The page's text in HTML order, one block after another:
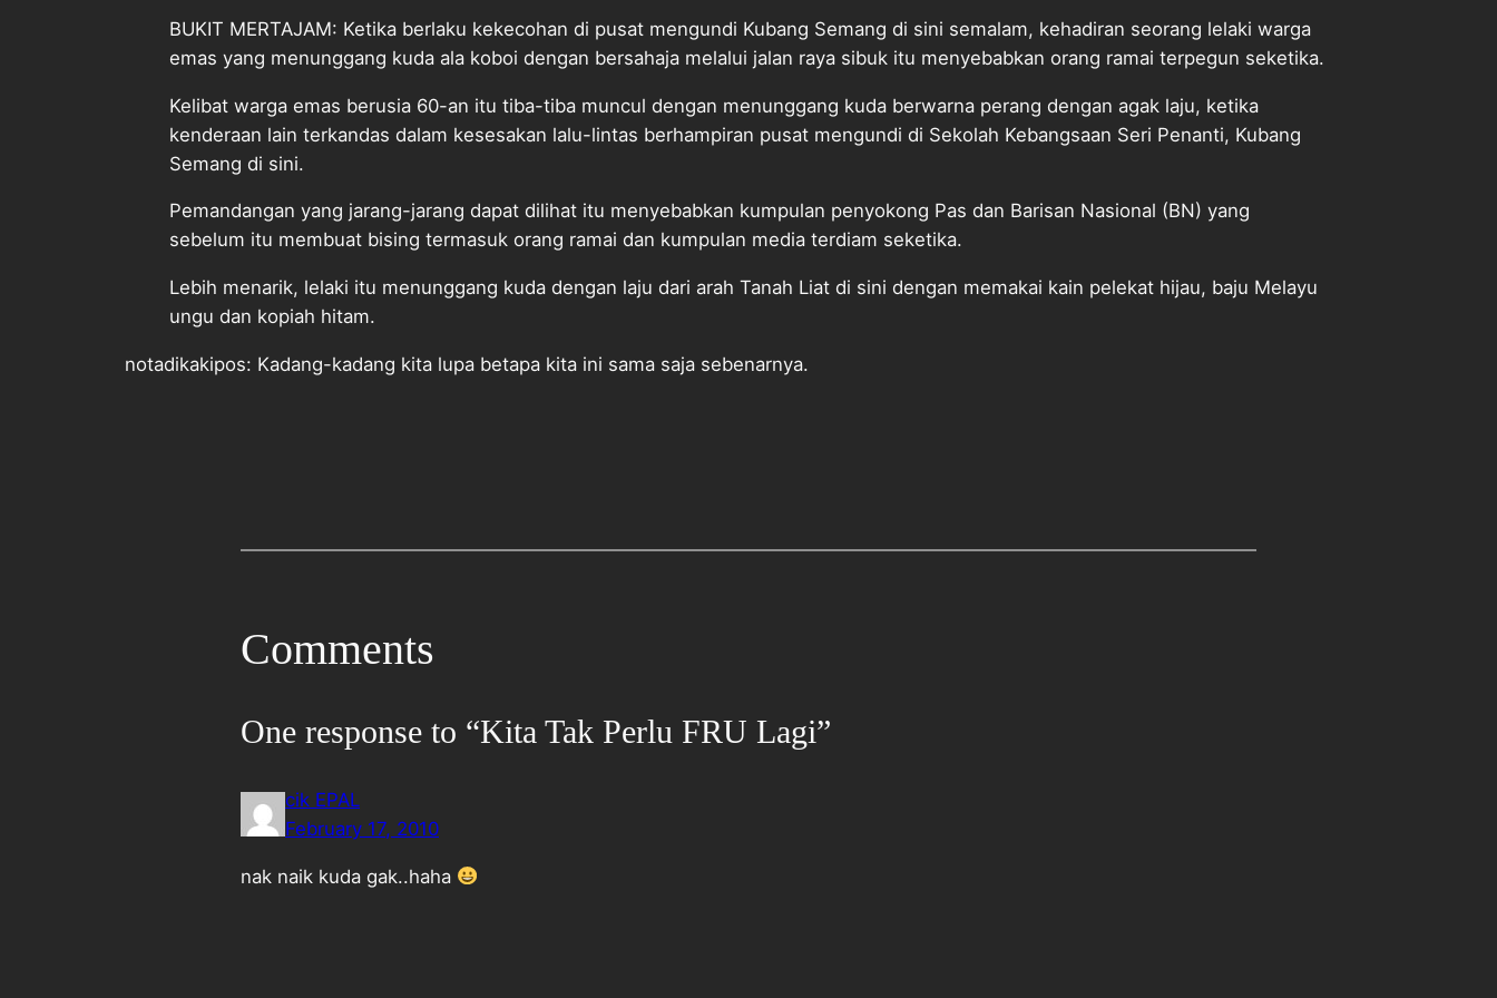
BUKIT MERTAJAM: Ketika berlaku kekecohan di pusat mengundi Kubang Semang di sini semalam, kehadiran seorang lelaki warga
emas yang menunggang kuda ala koboi dengan bersahaja melalui jalan raya sibuk itu menyebabkan orang ramai terpegun seketika.
Kelibat warga emas berusia 60-an itu tiba-tiba muncul dengan menunggang kuda berwarna perang dengan agak laju, ketika
kenderaan lain terkandas dalam kesesakan lalu-lintas berhampiran pusat mengundi di Sekolah Kebangsaan Seri Penanti, Kubang
Semang di sini.
Pemandangan yang jarang-jarang dapat dilihat itu menyebabkan kumpulan penyokong Pas dan Barisan Nasional (BN) yang
sebelum itu membuat bising termasuk orang ramai dan kumpulan media terdiam seketika.
Lebih menarik, lelaki itu menunggang kuda dengan laju dari arah Tanah Liat di sini dengan memakai kain pelekat hijau, baju Melayu
ungu dan kopiah hitam.
notadikakipos: Kadang-kadang kita lupa betapa kita ini sama saja sebenarnya.
Comments
One response to “Kita Tak Perlu FRU Lagi”
cik EPAL
February 17, 2010
nak naik kuda gak..haha